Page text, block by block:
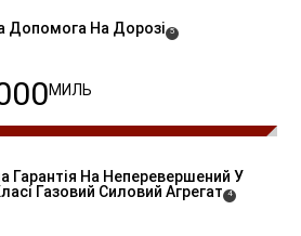
Допомога На Дорозі (
Disclosure
5)
МИЛЬ
Гарантія На Неперевершений У
Газовий СиловийАгрегат ( Disclosure
4)